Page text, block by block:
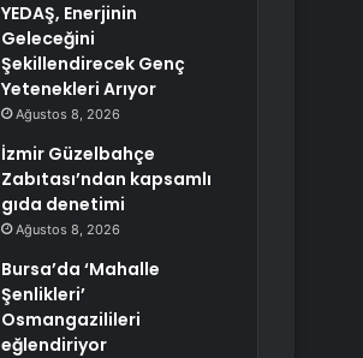
YEDAŞ, Enerjinin
Geleceğini
Şekillendirecek Genç
Yetenekleri Arıyor
Ağustos 8, 2026
İzmir Güzelbahçe
Zabıtası’ndan kapsamlı
gıda denetimi
Ağustos 8, 2026
Bursa’da ‘Mahalle
Şenlikleri’
Osmangazilileri
eğlendiriyor